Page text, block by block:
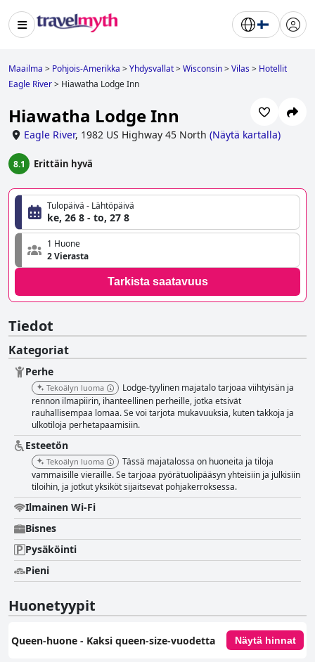
Maailma > Pohjois-Amerikka >Yhdysvallat>Wisconsin>Vilas> Hotellit
Eagle River> Hiawatha Lodge Inn
Hiawatha Lodge Inn
Eagle River, 1982 US Highway 45 North (Näytä kartalla)
8.1 Erittäin hyvä
Tulopäivä - Lähtöpäivä
ke, 26 8 - to, 27 8
1 Huone
2 Vierasta
Tarkista saatavuus
Tiedot
Kategoriat
Perhe
Tekoälyn luoma
Lodge-tyylinen majatalo tarjoaa viihtyisän ja
rennon ilmapiirin, ihanteellinen perheille, jotka etsivät
rauhallisempaa lomaa. Se voi tarjota mukavuuksia, kuten takkoja ja
ulkotiloja perhetapaamisiin.
Esteetön
Tekoälyn luoma
Tässä majatalossa on huoneita ja tiloja
vammaisille vieraille. Se tarjoaa pyörätuolipääsyn yhteisiin ja julkisiin
tiloihin, ja jotkut yksiköt sijaitsevat pohjakerroksessa.
Ilmainen Wi-Fi
Bisnes
Pysäköinti
Pieni
Huonetyypit
Queen-huone - Kaksi queen-size-vuodetta Näytä hinnat